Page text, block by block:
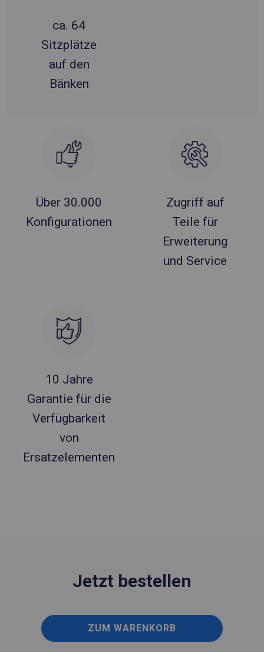
ca. 64
Sitzplätze
auf den
Bänken
Über 30.000
Konfigurationen
Zugriff auf
Teile für
Erweiterung
und Service
10 Jahre
Garantie für die
Verfügbarkeit
von
Ersatzelementen
Jetzt bestellen
ZUM WARENKORB